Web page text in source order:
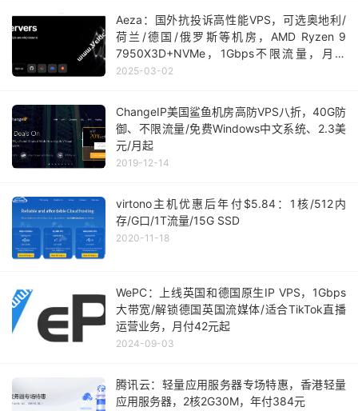
Aeza：国外抗投诉高性能VPS，可选奥地利/
荷兰/德国/俄罗斯等机房，AMD Ryzen 9
7950X3D+NVMe，1Gbps不限流量，月付
€4.94起
2025-03-02
ChangeIP美国鲨鱼机房高防VPS八折，40G防
御、不限流量/免费Windows中文系统、2.3美
元/月起
2019-12-14
virtono主机优惠后年付$5.84：1核/512内
存/G口/1T流量/15G SSD
2020-11-18
WePC：上线英国和德国原生IP VPS，1Gbps
大带宽/解锁德国英国流媒体/适合TikTok直播
运营业务，月付42元起
2024-09-03
腾讯云：轻量应用服务器专场特惠，香港轻量
应用服务器，2核2G30M，年付384元